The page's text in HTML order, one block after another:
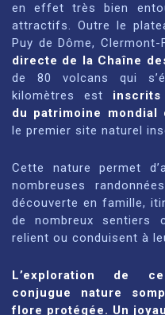
en effet très bien
attractifs. Outre le
Puy de Dôme,
directe de la Chaîne
de 80 volcans qui
kilomètres est
du patrimoine mondial
le premier site naturel
Cette nature permet
nombreuses
découverte en famille,
de nombreux sentiers
relient ou conduisent à
L’exploration de
conjugue nature
flore protégée. Un